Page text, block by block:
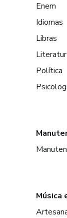
Enem
Idiomas
Libras
Política
Música